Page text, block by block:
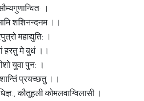
।
शशिनन्दनम ।।
महाद्युति: ।
हरतु मे बुधं ।।
युवा पुन: ।
प्रयच्छतु ।।
कौतूहली कोमलवाग्विलासी ।